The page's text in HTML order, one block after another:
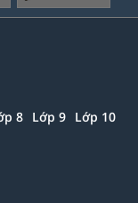
8 Lớp 9 Lớp 10